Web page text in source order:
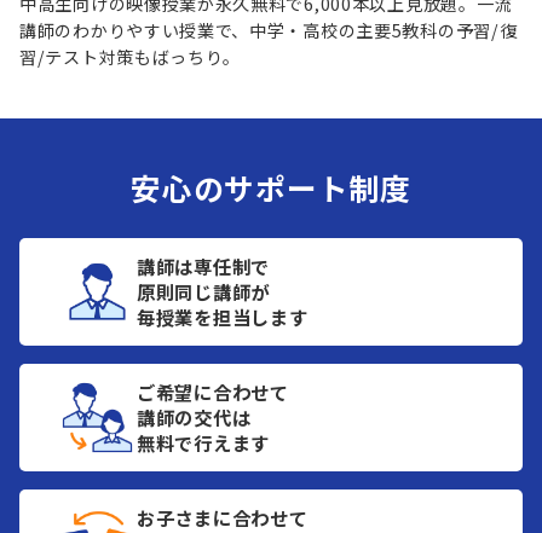
講師のわかりやすい授業で、中学・高校の主要5教科の予習/復
習/テスト対策もばっちり。
安心のサポート制度
講師は専任制で
原則同じ講師が
毎授業を担当します
ご希望に合わせて
講師の交代は
無料で行えます
お子さまに合わせて